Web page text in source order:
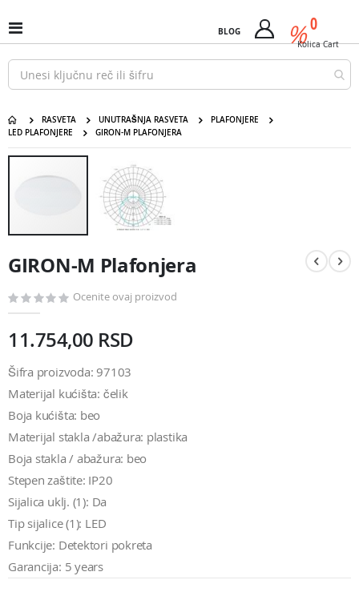
na
sadržaj
Uključi
/
isključi
Nav
BLOG %
Cart 0
Kolica Cart
RASVETA UNUTRAŠNJA RASVETA
PLAFONJERE
LED PLAFONJERE
GIRON-M PLAFONJERA
GIRON-M Plafonjera
početak
galerije
GIRON-M Plafonjera
Ocenite ovaj proizvod
11.754,00 RSD
Šifra proizvoda: 97103
Materijal kućišta: čelik
Boja kućišta: beo
Materijal stakla /abažura: plastika
Boja stakla / abažura: beo
Stepen zaštite: IP20
Sijalica uklj. (1): Da
Tip sijalice (1): LED
Funkcije: Detektori pokreta
Garancija: 5 years